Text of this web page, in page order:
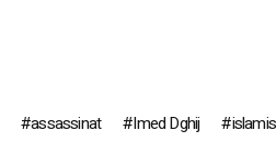
assassinat Imed Dghij